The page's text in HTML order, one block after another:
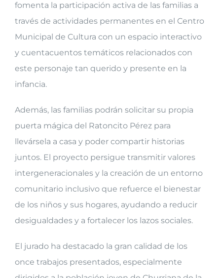
fomenta la participación activa de las familias a
través de actividades permanentes en el Centro
Municipal de Cultura con un espacio interactivo
y cuentacuentos temáticos relacionados con
este personaje tan querido y presente en la
infancia.
Además, las familias podrán solicitar su propia
puerta mágica del Ratoncito Pérez para
llevársela a casa y poder compartir historias
juntos. El proyecto persigue transmitir valores
intergeneracionales y la creación de un entorno
comunitario inclusivo que refuerce el bienestar
de los niños y sus hogares, ayudando a reducir
desigualdades y a fortalecer los lazos sociales.
El jurado ha destacado la gran calidad de los
once trabajos presentados, especialmente